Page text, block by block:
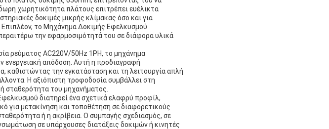
χωρητικότητα πλάτους επιτρέπει ευέλικτα
δοκιμές μικρής κλίμακας όσο και για
Επιπλέον, το Μηχάνημα Δοκιμής Εφελκυσμού
την εφαρμοσιμότητά του σε διάφορα υλικά
ρεύματος AC220V/50Hz 1PH, το μηχάνημα
ενεργειακή απόδοση. Αυτή η προδιαγραφή
καθιστώντας την εγκατάσταση και τη λειτουργία απλή
Η αξιόπιστη τροφοδοσία συμβάλλει στη
σταθερότητα του μηχανήματος.
διατηρεί ένα σχετικά ελαφρύ προφίλ,
για μετακίνηση και τοποθέτηση σε διαφορετικούς
ή η ακρίβεια. Ο συμπαγής σχεδιασμός, σε
σε υπάρχουσες διατάξεις δοκιμών ή κινητές